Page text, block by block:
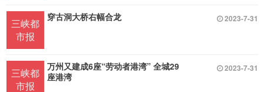
三峡都
市报
穿古洞大桥右幅合龙 2023-7-31
三峡都
市报
万州又建成6座“劳动者港湾” 全城29
座港湾
2023-7-31